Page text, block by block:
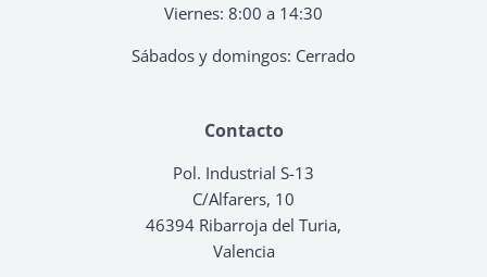
Contacto
Pol. Industrial S-13
C/Alfarers, 10
46394 Ribarroja del Turia,
Valencia
Viernes: 8:00 a 14:30
Sábados y domingos: Cerrado